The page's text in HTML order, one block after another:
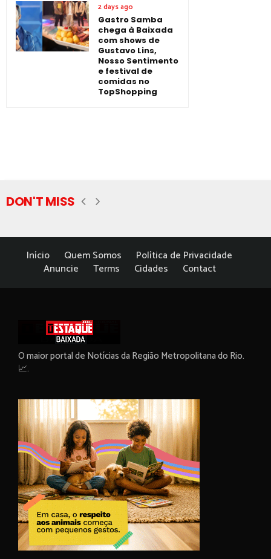
2 days ago
Gastro Samba
chega à Baixada
com shows de
Gustavo Lins,
Nosso Sentimento
e festival de
comidas no
TopShopping
DON'T MISS
Início Quem Somos
Política de Privacidade
Anuncie
Terms Cidades Contact
O maior portal de Notícias da Região Metropolitana do Rio.
📈.